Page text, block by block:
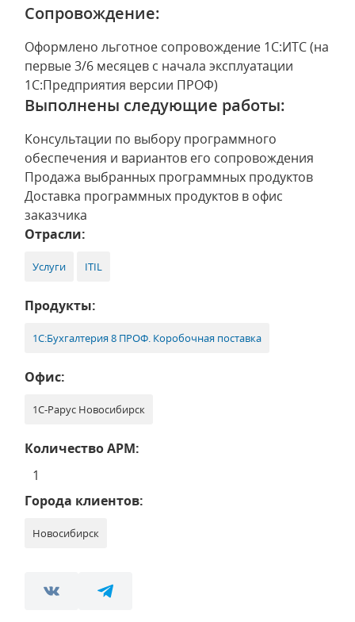
Сопровождение:
Оформлено льготное сопровождение 1С:ИТС (на
первые 3/6 месяцев с начала эксплуатации
1С:Предприятия версии ПРОФ)
Выполнены следующие работы:
Консультации по выбору программного
обеспечения и вариантов его сопровождения
Продажа выбранных программных продуктов
Доставка программных продуктов в офис
заказчика
Отрасли:
Услуги ITIL
Продукты:
1С:Бухгалтерия 8 ПРОФ. Коробочная поставка
Офис:
1С-Рарус Новосибирск
Количество АРМ:
1
Города клиентов:
Новосибирск